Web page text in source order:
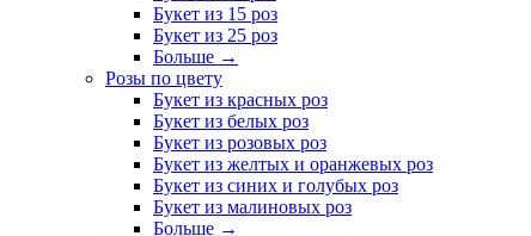
Букет из 15 роз
Букет из 25 роз
Больше →
Розы по цвету
Букет из красных роз
Букет из белых роз
Букет из розовых роз
Букет из желтых и оранжевых роз
Букет из синих и голубых роз
Букет из малиновых роз
Больше →